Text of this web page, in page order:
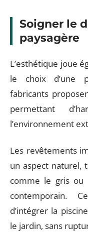
Soigner le
paysagère
L’esthétique joue
le choix d’une
fabricants
permettant
l’environnement
Les revêtements
un aspect naturel,
comme le gris ou
contemporain.
d’intégrer la
le jardin, sans